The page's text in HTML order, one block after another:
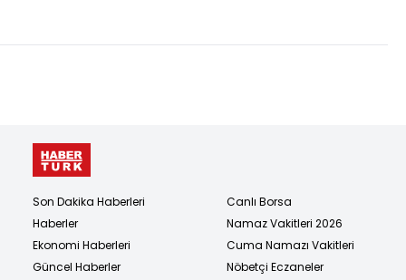
Son Dakika Haberleri
Haberler
Ekonomi Haberleri
Güncel Haberler
Canlı Borsa
Namaz Vakitleri 2026
Cuma Namazı Vakitleri
Nöbetçi Eczaneler